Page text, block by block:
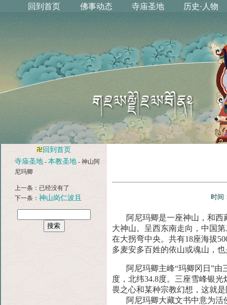
回到首页
寺庙圣地 -本教圣地 - 神山阿
尼玛卿
上一条：已经没有了
下一条：神山岗仁波且 时间
阿尼玛卿是一座神山，和西
大神山。呈西东南走向，中国
在大拐弯中央。共有18座海拔
多麦安多百姓的依山或魂山，
阿尼玛卿主峰“玛卿冈日”由
度，北纬34.8度。三座雪峰银
畏之心和某种宗教幻想，这就
阿尼玛卿大藏文书中意为活